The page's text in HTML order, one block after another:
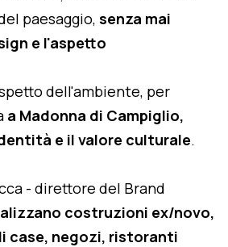
paesaggio, senza mai
e l'aspetto
dell'ambiente, per
a Madonna di Campiglio,
e il valore culturale.
- direttore del Brand
costruzioni ex/novo,
case, negozi, ristoranti